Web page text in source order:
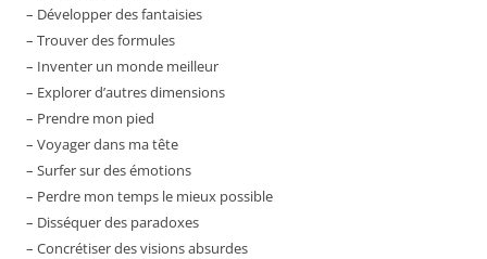
– Développer des fantaisies
– Trouver des formules
– Inventer un monde meilleur
– Explorer d’autres dimensions
– Prendre mon pied
– Voyager dans ma tête
– Surfer sur des émotions
– Perdre mon temps le mieux possible
– Disséquer des paradoxes
– Concrétiser des visions absurdes